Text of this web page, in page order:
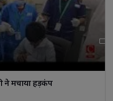
ने मचाया हड़कंप